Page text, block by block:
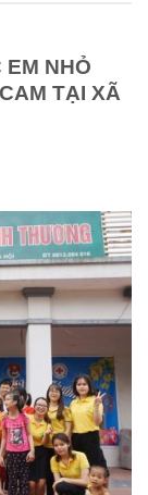
NHỎ
TẠI XÃ